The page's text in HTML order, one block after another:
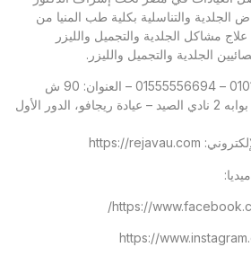
الجلدية والتناسلية بكلية طب المنيا من
مشاكل الجلدية والتجميل والليزر
الجلدية والتجميل والليزر.
للحجز والاستعلام: 01011121127 – 01555556694 – العنوان: 90 ش
محيي الدين أبو العز – أمام بوابه 2 نادي الصيد – عيادة ريجافو، الدور الأول
https://rejavau.com
https://
https://